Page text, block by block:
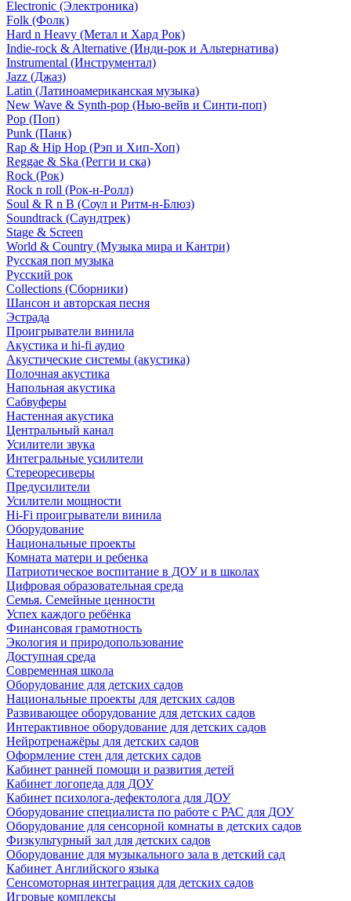
Electronic (Электроника)
Folk (Фолк)
Hard n Heavy (Метал и Хард Рок)
Indie-rock & Alternative (Инди-рок и Альтернатива)
Instrumental (Инструментал)
Jazz (Джаз)
Latin (Латиноамериканская музыка)
New Wave & Synth-pop (Нью-вейв и Синти-поп)
Pop (Поп)
Punk (Панк)
Rap & Hip Hop (Рэп и Хип-Хоп)
Reggae & Ska (Регги и ска)
Rock (Рок)
Rock n roll (Рок-н-Ролл)
Soul & R n B (Соул и Ритм-н-Блюз)
Soundtrack (Саундтрек)
Stage & Screen
World & Country (Музыка мира и Кантри)
Русская поп музыка
Русский рок
Сollections (Сборники)
Шансон и авторская песня
Эстрада
Проигрыватели винила
Акустика и hi-fi аудио
Акустические системы (акустика)
Полочная акустика
Напольная акустика
Сабвуферы
Настенная акустика
Центральный канал
Усилители звука
Интегральные усилители
Стереоресиверы
Предусилители
Усилители мощности
Hi-Fi проигрыватели винила
Оборудование
Национальные проекты
Комната матери и ребенка
Патриотическое воспитание в ДОУ и в школах
Цифровая образовательная среда
Семья. Семейные ценности
Успех каждого ребёнка
Финансовая грамотность
Экология и природопользование
Доступная среда
Современная школа
Оборудование для детских садов
Национальные проекты для детских садов
Развивающее оборудование для детских садов
Интерактивное оборудование для детских садов
Нейротренажёры для детских садов
Оформление стен для детских садов
Кабинет ранней помощи и развития детей
Кабинет логопеда для ДОУ
Кабинет психолога-дефектолога для ДОУ
Оборудование специалиста по работе с РАС для ДОУ
Оборудование для сенсорной комнаты в детских садов
Физкультурный зал для детских садов
Оборудование для музыкального зала в детский сад
Кабинет Английского языка
Сенсомоторная интеграция для детских садов
Игровые комплексы